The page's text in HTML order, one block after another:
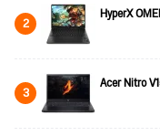
2 HyperX
3 Acer Nitro